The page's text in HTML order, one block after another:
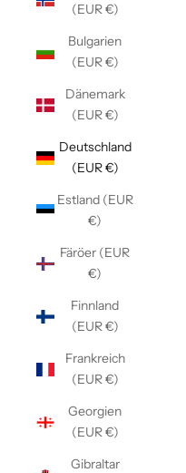
(EUR €)
Bulgarien
(EUR €)
Dänemark
(EUR €)
Deutschland
(EUR €)
Estland (EUR
€)
Färöer (EUR
€)
Finnland
(EUR €)
Frankreich
(EUR €)
Georgien
(EUR €)
Gibraltar